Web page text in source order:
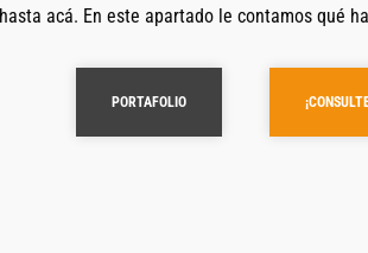
acá. En este apartado le contamos qué
PORTAFOLIO